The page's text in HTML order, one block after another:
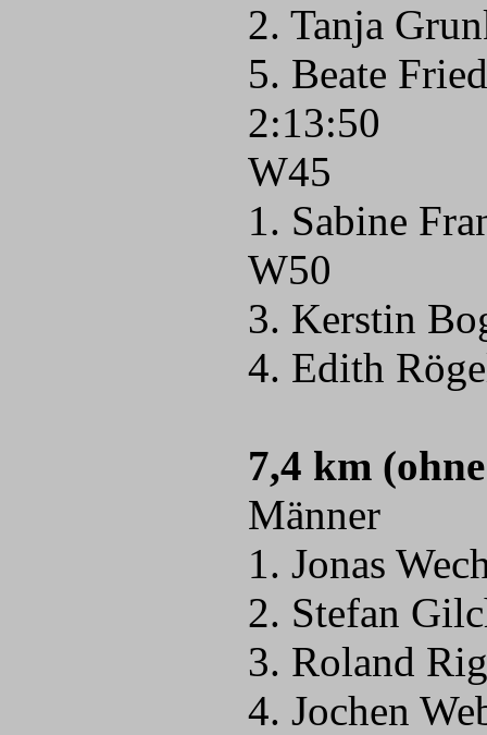
2. Tanja
5. Beate
2:13:50
W45
1. Sabine
W50
3. Kerstin
4. Edith
7,4 km
Männer
1. Jonas
2. Stefan
3. Roland
4. Jochen